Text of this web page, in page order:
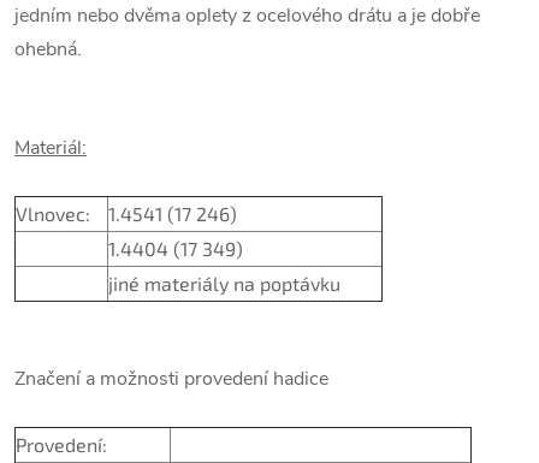
jedním nebo dvěma oplety z ocelového drátu a je dobře
ohebná.
Materiál:
Vlnovec:
1.4541 (17 246)
1.4404 (17 349)
jiné materiály na poptávku
Značení a možnosti provedení hadice
Provedení: